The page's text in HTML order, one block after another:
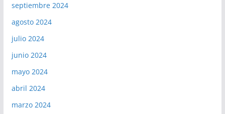
septiembre 2024
agosto 2024
julio 2024
junio 2024
mayo 2024
abril 2024
marzo 2024